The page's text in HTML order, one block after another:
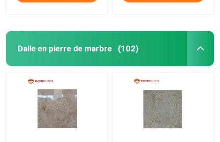
Dalle en pierre de marbre (102)